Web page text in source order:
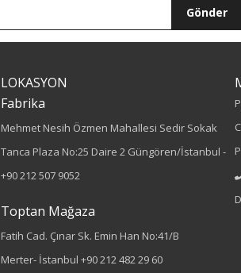
Gönder
LOKASYON
Fabrika
Mehmet Nesih Özmen Mahallesi Sedir Sokak
Tanca Plaza No:25 Daire 2 Güngören/İstanbul -
+90 212 507 9052
Toptan Mağaza
Fatih Cad. Çınar Sk. Emin Han No:41/B
Merter- İstanbul +90 212 482 29 60